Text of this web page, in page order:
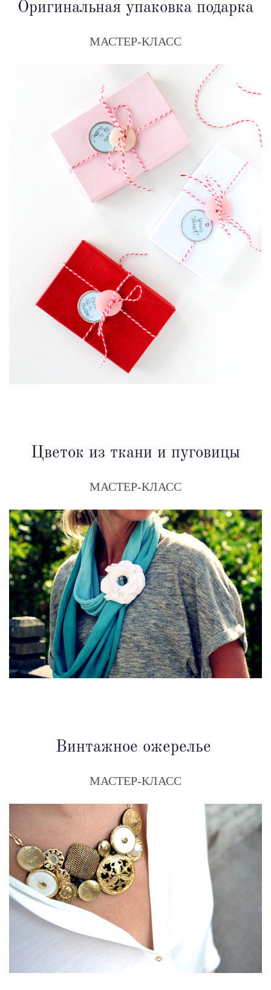
Оригинальная упаковка подарка
МАСТЕР-КЛАСС
Цветок из ткани и пуговицы
МАСТЕР-КЛАСС
Винтажное ожерелье
МАСТЕР-КЛАСС